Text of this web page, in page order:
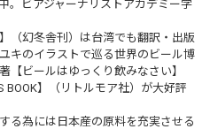
。ビアジャーナリストアカデミー学
（幻冬舎刊）は台湾でも翻訳・出版
キのイラストで巡る世界のビール博
【ビールはゆっくり飲みなさい】
BOOK】（リトルモア社）が大好評
る為には日本産の原料を充実させる